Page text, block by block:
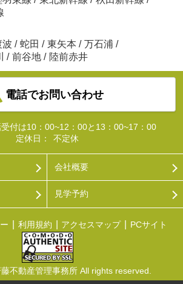
波 / 蛇田 / 東矢本 / 万石浦 /
/ 前谷地 / 陸前赤井
電話でお問い合わせ
受付は10：00~12：00と13：00~17：00
定休日：
不定休
会社概要
見学予約
利用規約 アクセスマップ PCサイト
不動産管理事務所 All rights reserved.